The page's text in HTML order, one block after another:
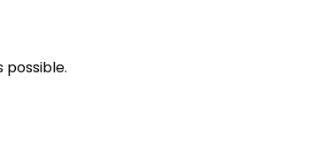
possible.